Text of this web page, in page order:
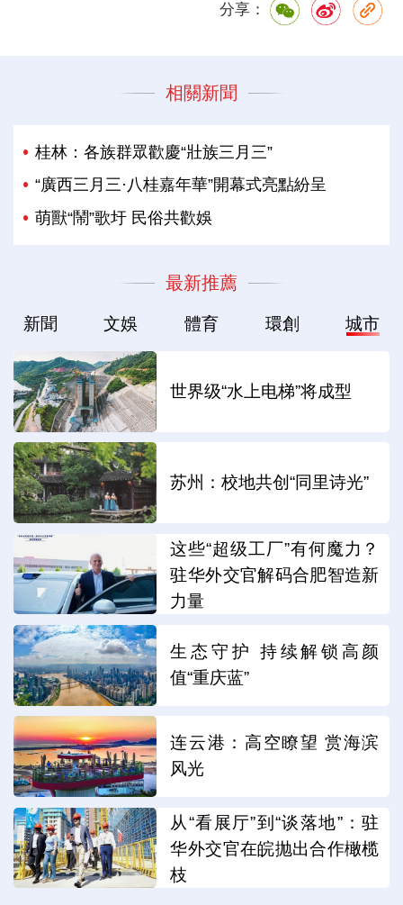
分享：
相關新聞
桂林：各族群眾歡慶“壯族三月三”
“廣西三月三·八桂嘉年華”開幕式亮點紛呈
萌獸“鬧”歌圩 民俗共歡娛
最新推薦
新聞 文娛 體育 環創 城市
世界级“水上电梯”将成型
苏州：校地共创“同里诗光”
这些“超级工厂”有何魔力？
驻华外交官解码合肥智造新
力量
生态守护 持续解锁高颜
值“重庆蓝”
连云港：高空瞭望 赏海滨
风光
从“看展厅”到“谈落地”：驻
华外交官在皖抛出合作橄榄
枝